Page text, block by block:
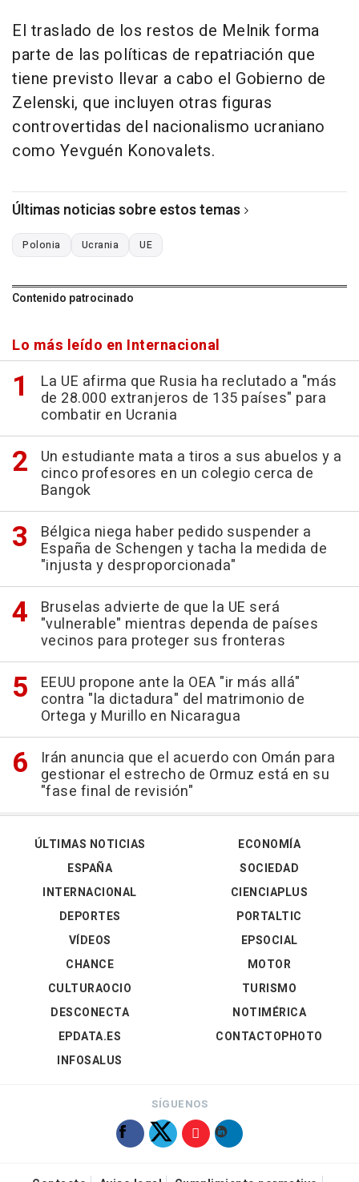
El traslado de los restos de Melnik forma
parte de las políticas de repatriación que
tiene previsto llevar a cabo el Gobierno de
Zelenski, que incluyen otras figuras
controvertidas del nacionalismo ucraniano
como Yevguén Konovalets.
Últimas noticias sobre estos temas
Polonia Ucrania UE
Contenido patrocinado
Lo más leído en Internacional
La UE afirma que Rusia ha reclutado a "más
de 28.000 extranjeros de 135 países" para
combatir en Ucrania
Un estudiante mata a tiros a sus abuelos y a
cinco profesores en un colegio cerca de
Bangok
Bélgica niega haber pedido suspender a
España de Schengen y tacha la medida de
"injusta y desproporcionada"
Bruselas advierte de que la UE será
"vulnerable" mientras dependa de países
vecinos para proteger sus fronteras
EEUU propone ante la OEA "ir más allá"
contra "la dictadura" del matrimonio de
Ortega y Murillo en Nicaragua
Irán anuncia que el acuerdo con Omán para
gestionar el estrecho de Ormuz está en su
"fase final de revisión"
ÚLTIMAS NOTICIAS
ESPAÑA
INTERNACIONAL
DEPORTES
VÍDEOS
ECONOMÍA
SOCIEDAD
CIENCIAPLUS
PORTALTIC
EPSOCIAL
CHANCE
CULTURAOCIO
DESCONECTA
EPDATA.ES
INFOSALUS
MOTOR
TURISMO
NOTIMÉRICA
CONTACTOPHOTO
SÍGUENOS